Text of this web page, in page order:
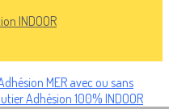
INDOOR
MER avec ou sans
Adhésion 100% INDOOR